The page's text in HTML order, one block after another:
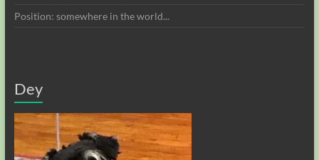
Position: somewhere in the world...
Dey